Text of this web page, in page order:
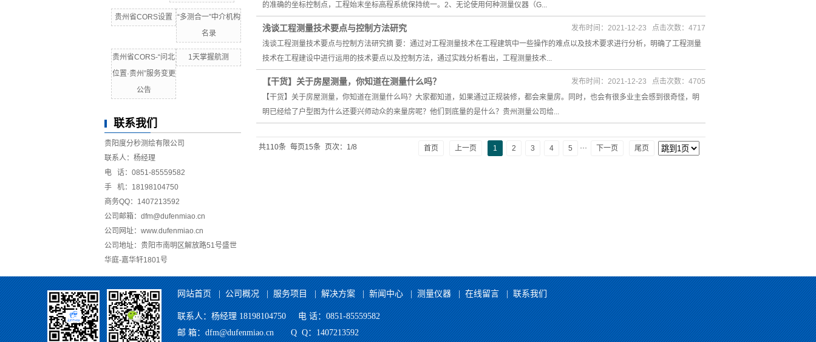
贵州省CORS设置
“多测合一”中介机构
名录
贵州省CORS-“问北
位置·贵州”服务变更
公告
1天掌握航测
联系我们
贵阳度分秒测绘有限公司
联系人：杨经理
电 话：0851-85559582
手 机：18198104750
商务QQ：1407213592
公司邮箱：dfm@dufenmiao.cn
公司网址：www.dufenmiao.cn
公司地址：贵阳市南明区解放路51号盛世
华庭-嘉华轩1801号
的准确的坐标控制点，工程始末坐标高程系统保持统一。2、无论使用何种测量仪器（G...
浅谈工程测量技术要点与控制方法研究
浅谈工程测量技术要点与控制方法研究摘 要：通过对工程测量技术在工程建筑中一些操作的难点以及技术要求进行分析，明确了工程测量
技术在工程建设中进行运用的技术要点以及控制方法，通过实践分析看出，工程测量技术...
发布时间：2021-12-23 点击次数：4717
【干货】关于房屋测量，你知道在测量什么吗？
【干货】关于房屋测量，你知道在测量什么吗？大家都知道，如果通过正规装修，都会来量房。同时，也会有很多业主会感到很奇怪，明
明已经给了户型图为什么还要兴师动众的来量房呢？他们到底量的是什么？贵州测量公司给...
发布时间：2021-12-23 点击次数：4705
共110条 每页15条 页次：1/8 首页 上一页 1 2 3 4 5 ··· 下一页 尾页
网站首页|公司概况|服务项目|解决方案|新闻中心|测量仪器|在线留言|联系我们
联系人：杨经理 18198104750 电 话：0851-85559582
邮 箱：dfm@dufenmiao.cn Q Q：1407213592